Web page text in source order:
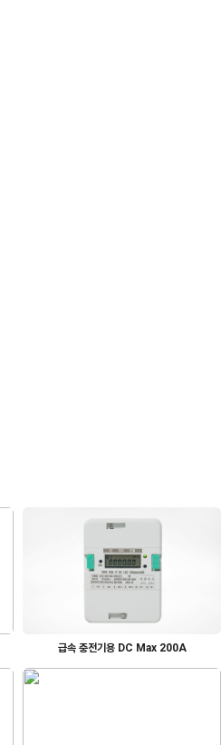
급속 충전기용 DC Max 200A